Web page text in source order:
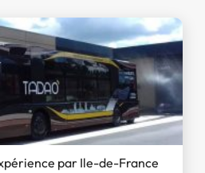
par Ile-de-France